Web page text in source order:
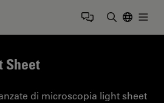
Sheet
di microscopia light sheet